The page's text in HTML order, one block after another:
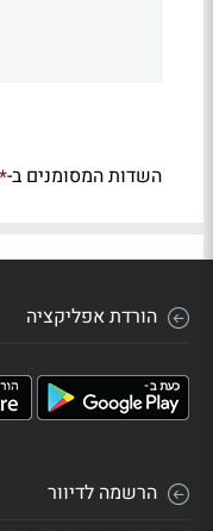
השדות המסומנים ב-*
הורדת אפליקציה
הרשמה לדיוור